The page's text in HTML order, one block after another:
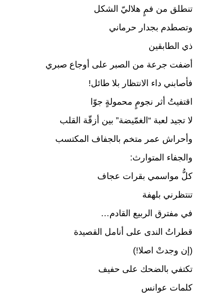
o
k
p
تنطلق من فمٍ هلاليّ الشكل
وتصطدم بجدار حرماني
ذي الطابقين
أضفت جرعة من الصبر على أوجاع صبري
فأصابني داء الانتظار بلا طائل!
اقتفيتُ أثر نجومٍ محمولةٍ جوّا
لا تجيد لعبة “الغمّيضة” بين أزقّة القلب
وأحراش عمر متخم بالجفاف المكتسب
والجفاء المتوارث:
كلُّ مواسمي بقرات عجاف
تنتظرني بلهفة
في مفترق الربيع القادم…
قطراتُ الندى على أنامل القصيدة
(إن وجدتْ اصلا!)
تكتفي بالضحك على حفيف
كلمات عوانس